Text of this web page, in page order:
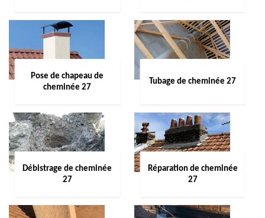
Pose de chapeau de
cheminée 27
Tubage de cheminée 27
Débistrage de cheminée
27
Réparation de cheminée
27